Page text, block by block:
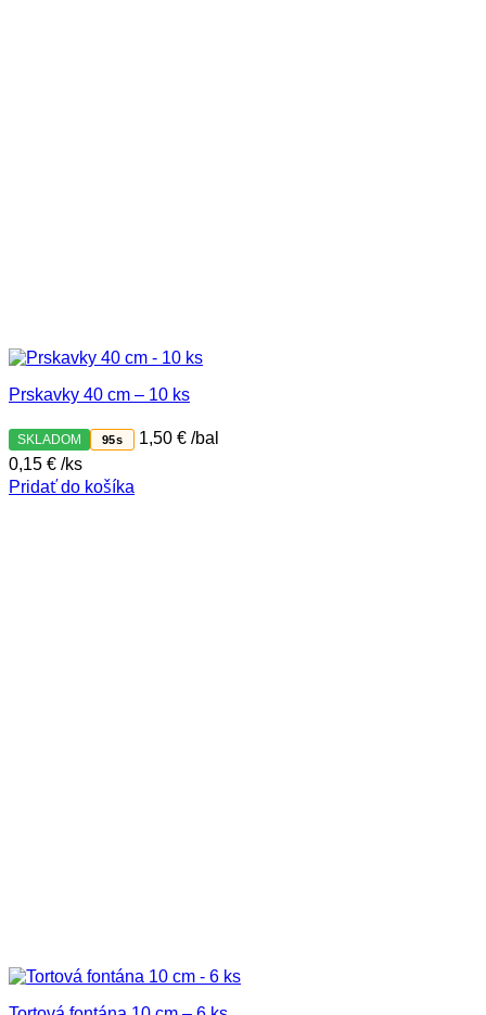
Prskavky 40 cm – 10 ks
SKLADOM 95s 1,50 € /bal
0,15 € /ks
Pridať do košíka